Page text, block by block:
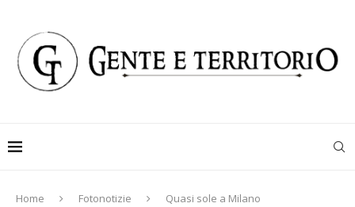
Home Fotonotizie Quasi sole a Milano